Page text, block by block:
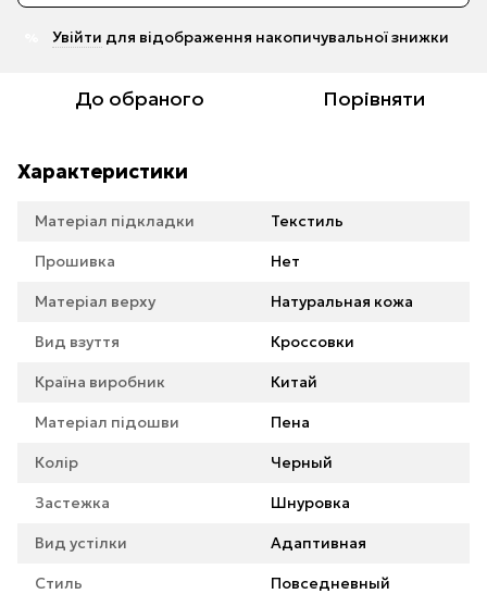
Увійти для відображення накопичувальної знижки
До обраного Порівняти
Характеристики
Матеріал підкладки Текстиль
Прошивка Нет
Матеріал верху Натуральная кожа
Вид взуття Кроссовки
Країна виробник Китай
Матеріал підошви Пена
Колір Черный
Застежка Шнуровка
Вид устілки Адаптивная
Стиль Повседневный